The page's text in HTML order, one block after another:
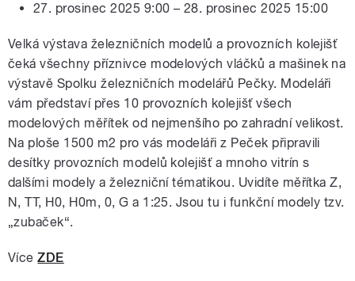
27. prosinec 2025 9:00 – 28. prosinec 2025 15:00
Velká výstava železničních modelů a provozních kolejišť
čeká všechny příznivce modelových vláčků a mašinek na
výstavě Spolku železničních modelářů Pečky. Modeláři
vám představí přes 10 provozních kolejišť všech
modelových měřítek od nejmenšího po zahradní velikost.
Na ploše 1500 m2 pro vás modeláři z Peček připravili
desítky provozních modelů kolejišť a mnoho vitrín s
dalšími modely a železniční tématikou. Uvidíte měřítka Z,
N, TT, H0, H0m, 0, G a 1:25. Jsou tu i funkční modely tzv.
„zubaček“.
VíceZDE